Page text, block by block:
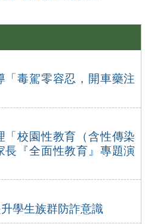
「毒駕零容忍，開車藥注
「校園性教育（含性傳染
長『全面性教育』專題演
學生族群防詐意識